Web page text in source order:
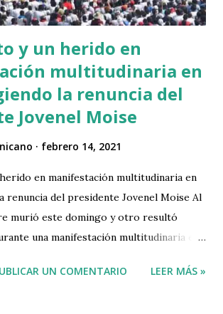
Trump cuando de forma muy
y un herido en
multitudinaria en
la renuncia del
Jovenel Moise
febrero 14, 2021
en manifestación multitudinaria en
renuncia del presidente Jovenel Moise Al
murió este domingo y otro resultó
una manifestación multitudinaria en
Moise. El cadáver del hombre yacía
UN COMENTARIO LEER MÁS »